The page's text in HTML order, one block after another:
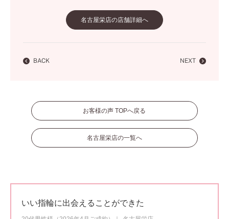
名古屋栄店の店舗詳細へ
BACK NEXT
お客様の声 TOPへ戻る
名古屋栄店の一覧へ
いい指輪に出会えることができた